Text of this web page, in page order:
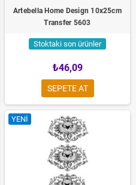
Artebella Home Design 10x25cm
Transfer 5603
Stoktaki son ürünler
₺46,09
SEPETE AT
YENI